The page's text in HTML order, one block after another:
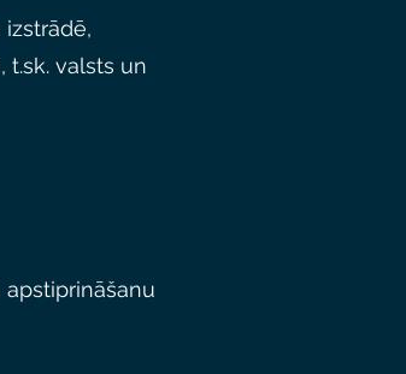
valsts un